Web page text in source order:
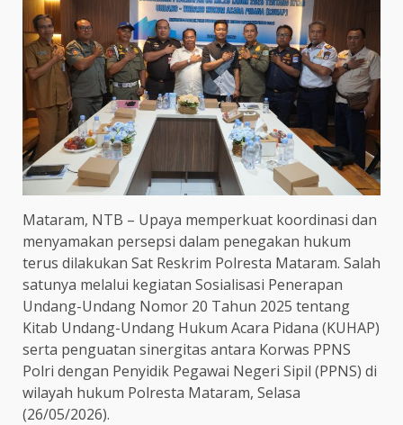
Mataram, NTB – Upaya memperkuat koordinasi dan
menyamakan persepsi dalam penegakan hukum
terus dilakukan Sat Reskrim Polresta Mataram. Salah
satunya melalui kegiatan Sosialisasi Penerapan
Undang-Undang Nomor 20 Tahun 2025 tentang
Kitab Undang-Undang Hukum Acara Pidana (KUHAP)
serta penguatan sinergitas antara Korwas PPNS
Polri dengan Penyidik Pegawai Negeri Sipil (PPNS) di
wilayah hukum Polresta Mataram, Selasa
(26/05/2026).